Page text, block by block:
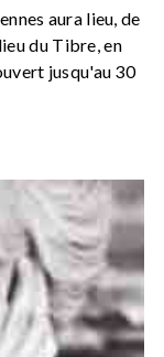
aura lieu, de
du Tibre, en
jusqu'au 30